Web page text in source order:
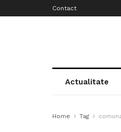
Contact
Actualitate
Home Tag